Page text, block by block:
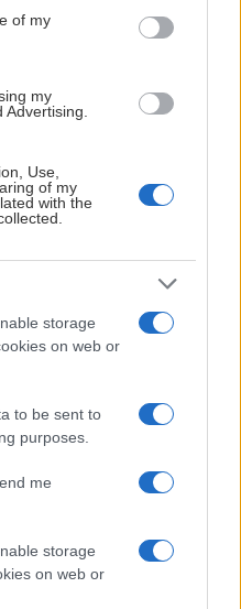
of my
my
Use,
of my
with the
storage
on web or
to be sent to
purposes.
me
storage
on web or
han har møtt
som knytter relasjoner
junior- og seniorhockey i
er, og vil alltid
drakten
2016/2017-sesongen har
av Nidaros Hockey. Han
til det øverste nivået.
har han bidratt med
tilknytning til klubben
Ole Christian spilt flere
annen spiller.
med på reisen
som har bidratt til å